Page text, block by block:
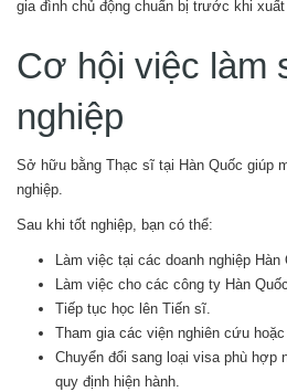
gia đình chủ động chuẩn bị trước khi xuất
Cơ hội việc làm
nghiệp
Sở hữu bằng Thạc sĩ tại Hàn Quốc giúp
nghiệp.
Sau khi tốt nghiệp, bạn có thể:
Làm việc tại các doanh nghiệp Hàn
Làm việc cho các công ty Hàn
Tiếp tục học lên Tiến sĩ.
Tham gia các viện nghiên cứu
Chuyển đổi sang loại visa phù hợp
quy định hiện hành.